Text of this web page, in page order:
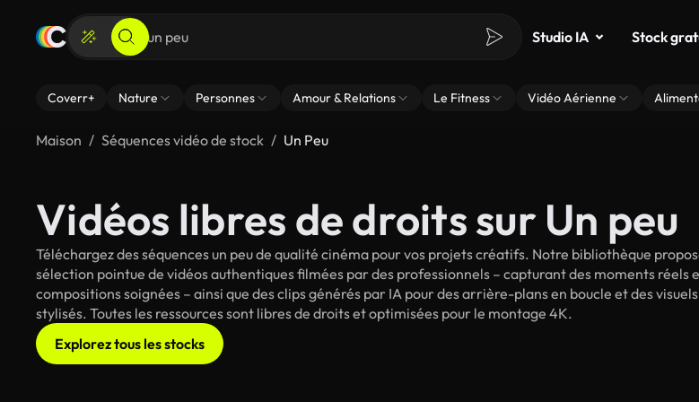
Studio IA Stock
Coverr+ Nature Personnes Amour & Relations Le Fitness Vidéo Aérienne
Maison Séquences vidéo de stock Un Peu
Vidéos libres de droits sur Un peu
Téléchargez des séquences un peu de qualité cinéma pour vos projets créatifs. Notre bibliothèque
sélection pointue de vidéos authentiques filmées par des professionnels – capturant des moments réels
compositions soignées – ainsi que des clips générés par IA pour des arrière-plans en boucle et des
stylisés. Toutes les ressources sont libres de droits et optimisées pour le montage 4K.
Explorez tous les stocks